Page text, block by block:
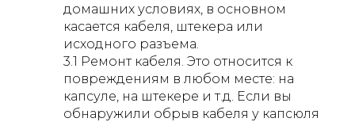
домашних условиях, в основном
касается кабеля, штекера или
исходного разъема.
3.1 Ремонт кабеля. Это относится к
повреждениям в любом месте: на
капсуле, на штекере и т.д. Если вы
обнаружили обрыв кабеля у капсюля